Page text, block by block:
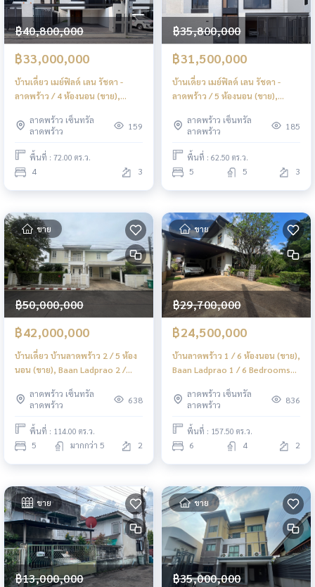
฿40,800,000
฿33,000,000
บ้านเดี่ยว เมย์ฟิลด์ เลน รัชดา -
ลาดพร้าว / 4 ห้องนอน (ขาย),
Ladprao / Detached House 4
Bedrooms (FOR SALE) TPM383
ลาดพร้าว เซ็นทรัล
ลาดพร้าว
159
พื้นที่ : 72.00 ตร.ว.
4 3
฿35,800,000
฿31,500,000
บ้านเดี่ยว เมย์ฟิลด์ เลน รัชดา -
ลาดพร้าว / 5 ห้องนอน (ขาย),
Ladprao / Detached House 5
Bedrooms (FOR SALE) TPM382
ลาดพร้าว เซ็นทรัล
ลาดพร้าว
185
พื้นที่ : 62.50 ตร.ว.
5 5 3
ขาย
฿50,000,000
฿42,000,000
บ้านเดี่ยว บ้านลาดพร้าว 2 / 5 ห้อง
นอน (ขาย), Baan Ladprao 2 /
(FOR SALE) TPM145
ลาดพร้าว เซ็นทรัล
ลาดพร้าว
638
พื้นที่ : 114.00 ตร.ว.
5 มากกว่า 5 2
ขาย
฿29,700,000
฿24,500,000
บ้านลาดพร้าว 1 / 6 ห้องนอน (ขาย),
Baan Ladprao 1 / 6 Bedrooms
ลาดพร้าว เซ็นทรัล
ลาดพร้าว
836
พื้นที่ : 157.50 ตร.ว.
6 4 2
ขาย
฿13,000,000
ขาย
฿35,000,000